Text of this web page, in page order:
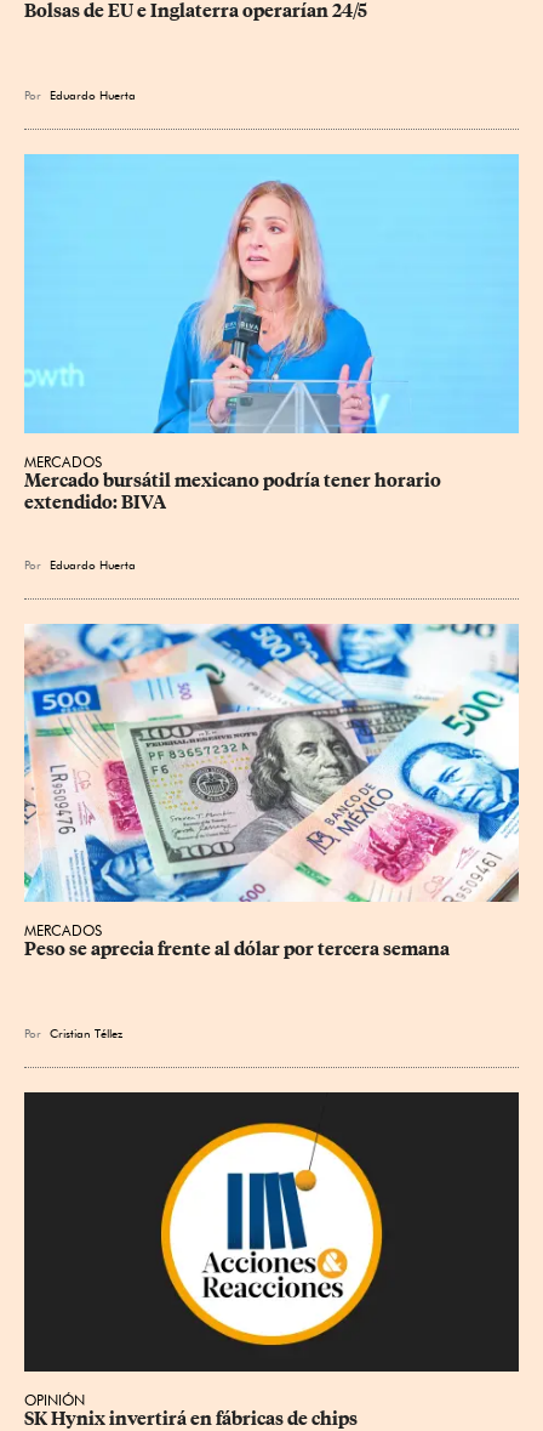
Bolsas de EU e Inglaterra operarían 24/5
Por Eduardo Huerta
MERCADOS
Mercado bursátil mexicano podría tener horario
extendido: BIVA
Por Eduardo Huerta
MERCADOS
Peso se aprecia frente al dólar por tercera semana
Por Cristian Téllez
OPINIÓN
SK Hynix invertirá en fábricas de chips